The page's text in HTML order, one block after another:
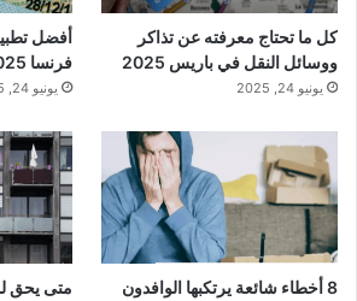
كل ما تحتاج معرفته عن تذاكر
ووسائل النقل في باريس 2025
يونيو 24, 2025
أفضل
فرنسا 2025
يونيو 24, 2025
8 أخطاء شائعة يرتكبها الوافدون متى يحق